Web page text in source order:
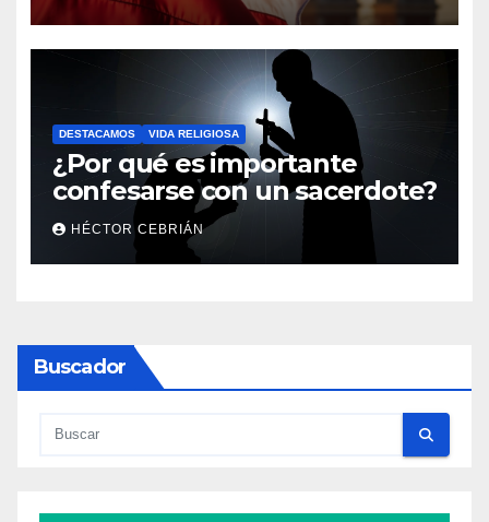
DESTACAMOS VIDA RELIGIOSA
¿Por qué es importante
confesarse con un sacerdote?
HÉCTOR CEBRIÁN
Buscador